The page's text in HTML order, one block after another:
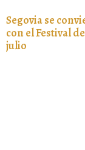
Segovia se
con el Festival
julio